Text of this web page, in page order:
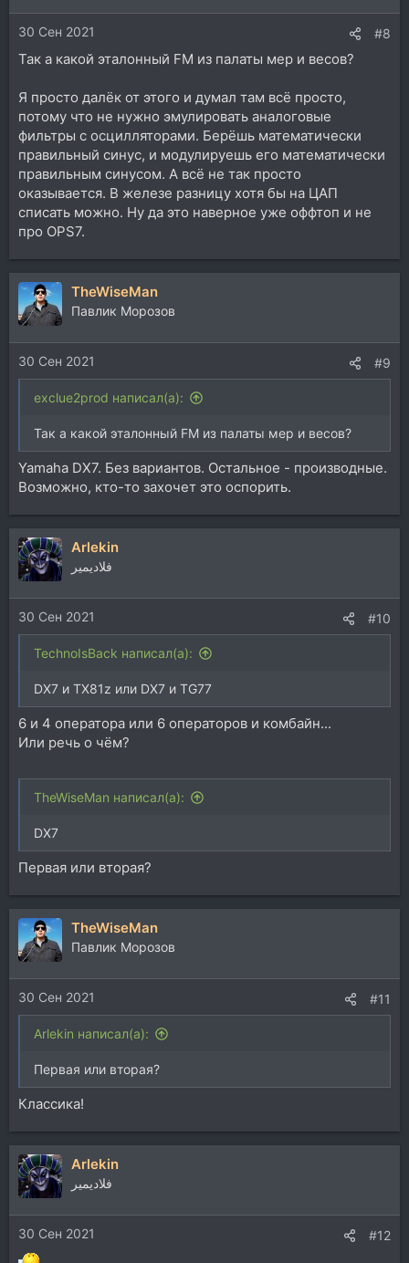
30 Сен 2021 #8
Так а какой эталонный FM из палаты мер и весов?
Я просто далёк от этого и думал там всё просто,
потому что не нужно эмулировать аналоговые
фильтры с осцилляторами. Берёшь математически
правильный синус, и модулируешь его математически
правильным синусом. А всё не так просто
оказывается. В железе разницу хотя бы на ЦАП
списать можно. Ну да это наверное уже оффтоп и не
про OPS7.
TheWiseMan
Павлик Морозов
30 Сен 2021 #9
exclue2prod написал(а):
Так а какой эталонный FM из палаты мер и весов?
Yamaha DX7. Без вариантов. Остальное - производные.
Возможно, кто-то захочет это оспорить.
Arlekin
فلاديمير
30 Сен 2021 #10
TechnoIsBack написал(а):
DX7 и TX81z или DX7 и TG77
6 и 4 оператора или 6 операторов и комбайн...
Или речь о чём?
TheWiseMan написал(а):
DX7
Первая или вторая?
TheWiseMan
Павлик Морозов
30 Сен 2021 #11
Arlekin написал(а):
Первая или вторая?
Классика!
Arlekin
فلاديمير
30 Сен 2021 #12